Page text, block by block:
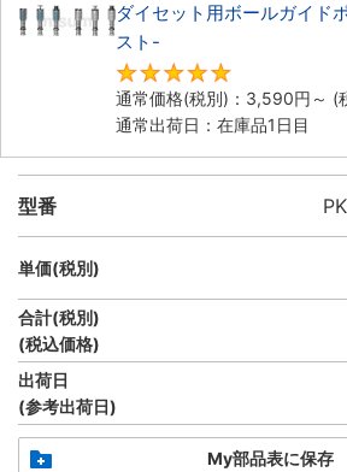
ダイセット用ボールガイド
スト-
通常価格(税別)： 3,590円 ～ (
通常出荷日：在庫品1日目
型番
単価(税別)
合計(税別)
(税込価格)
出荷日
(参考出荷日)
My部品表に保存